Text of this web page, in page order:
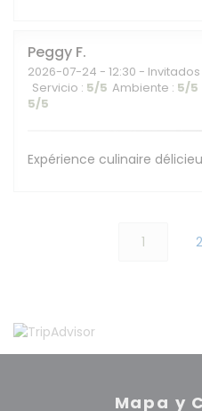
Peggy F
2026-07-24 - 12:30 - Invitados
Servicio : 5/5 Ambiente : 5/5
5/5
Expérience culinaire
1 2
Mapa y